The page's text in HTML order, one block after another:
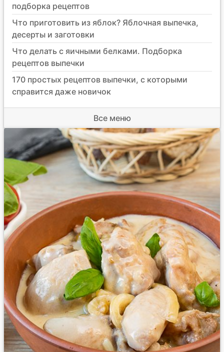
подборка рецептов
Что приготовить из яблок? Яблочная выпечка,
десерты и заготовки
Что делать с яичными белками. Подборка
рецептов выпечки
170 простых рецептов выпечки, с которыми
справится даже новичок
Все меню